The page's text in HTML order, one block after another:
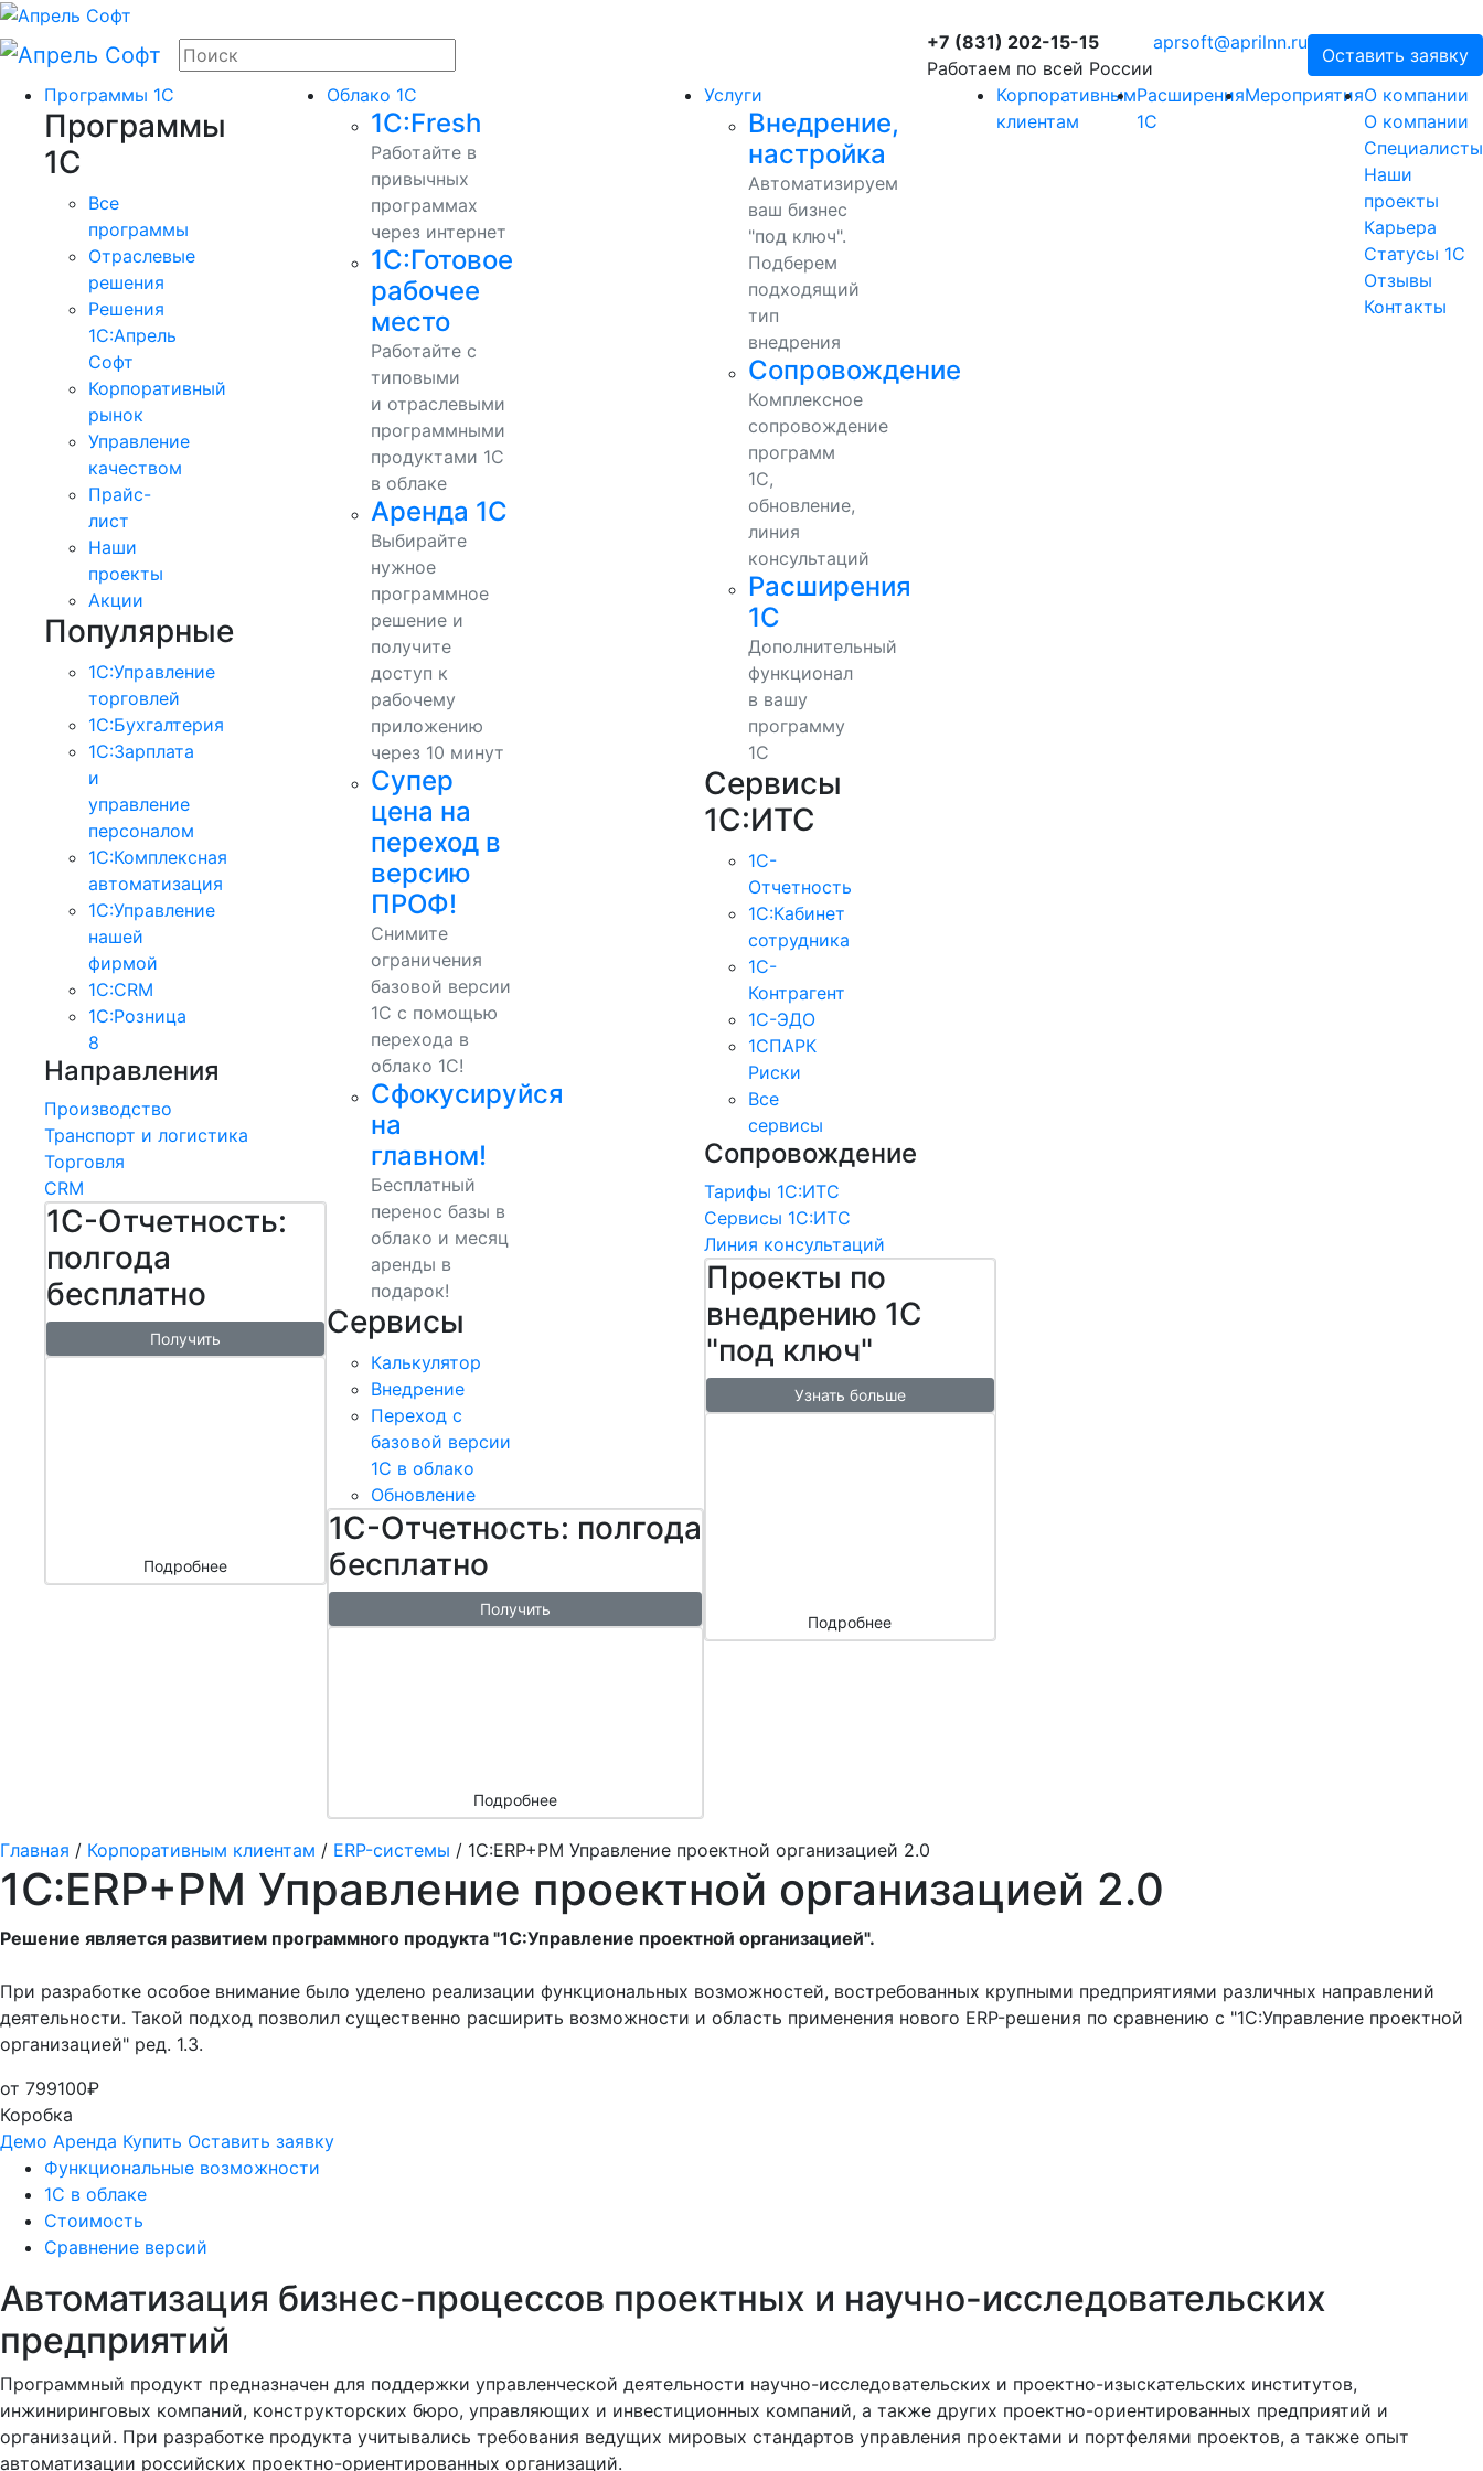
+7 (831) 202-15-15
Работаем по всей России
aprsoft@aprilnn.ru
Оставить заявку
Программы 1С
Программы
1С
Все
программы
Отраслевые
решения
Решения
1C:Апрель
Софт
Корпоративный
рынок
Управление
качеством
Прайс-
лист
Наши
проекты
Акции
Популярные
1С:Управление
торговлей
1С:Бухгалтерия
1С:Зарплата
и
управление
персоналом
1С:Комплексная
автоматизация
1С:Управление
нашей
фирмой
1С:CRM
1С:Розница
8
Направления
Производство
Транспорт и логистика
Торговля
CRM
1С-Отчетность:
полгода
бесплатно
Получить
Подробнее
Облако 1С
1С:Fresh
Работайте в
привычных
программах
через интернет
1С:Готовое
рабочее
место
Работайте с
типовыми
и отраслевыми
программными
продуктами 1С
в облаке
Аренда 1С
Выбирайте
нужное
программное
решение и
получите
доступ к
рабочему
приложению
через 10 минут
Супер
цена на
переход в
версию
ПРОФ!
Снимите
ограничения
базовой версии
1С с помощью
перехода в
облако 1С!
Сфокусируйся
на
главном!
Бесплатный
перенос базы в
облако и месяц
аренды в
подарок!
Сервисы
Калькулятор
Внедрение
Переход с
базовой версии
1С в облако
Обновление
1С-Отчетность: полгода
бесплатно
Получить
Подробнее
Услуги
Внедрение,
настройка
Автоматизируем
ваш бизнес
"под ключ".
Подберем
подходящий
тип
внедрения
Сопровождение
Комплексное
сопровождение
программ
1С,
обновление,
линия
консультаций
Расширения
1С
Дополнительный
функционал
в вашу
программу
1С
Сервисы
1С:ИТС
1С-
Отчетность
1С:Кабинет
сотрудника
1С-
Контрагент
1С-ЭДО
1СПАРК
Риски
Все
сервисы
Сопровождение
Тарифы 1С:ИТС
Сервисы 1С:ИТС
Линия консультаций
Проекты по
внедрению 1С
"под ключ"
Узнать больше
Подробнее
Корпоративным
клиентам
Расширения
1С
МероприятияО компании
О компании
Специалисты
Наши
проекты
Карьера
Статусы 1С
Отзывы
Контакты
Главная / Корпоративным клиентам / ERP-системы / 1С:ERP+PM Управление проектной организацией 2.0
1С:ERP+PM Управление проектной организацией 2.0
Решение является развитием программного продукта "1С:Управление проектной организацией".
При разработке особое внимание было уделено реализации функциональных возможностей, востребованных крупными предприятиями различных направлений
деятельности. Такой подход позволил существенно расширить возможности и область применения нового ERP-решения по сравнению с "1C:Управление проектной
организацией" ред. 1.3.
от 799100₽
Коробка
Демо Аренда Купить Оставить заявку
Функциональные возможности
1С в облаке
Стоимость
Сравнение версий
Автоматизация бизнес-процессов проектных и научно-исследовательских
предприятий
Программный продукт предназначен для поддержки управленческой деятельности научно-исследовательских и проектно-изыскательских институтов,
инжиниринговых компаний, конструкторских бюро, управляющих и инвестиционных компаний, а также других проектно-ориентированных предприятий и
организаций. При разработке продукта учитывались требования ведущих мировых стандартов управления проектами и портфелями проектов, а также опыт
автоматизации российских проектно-ориентированных организаций.